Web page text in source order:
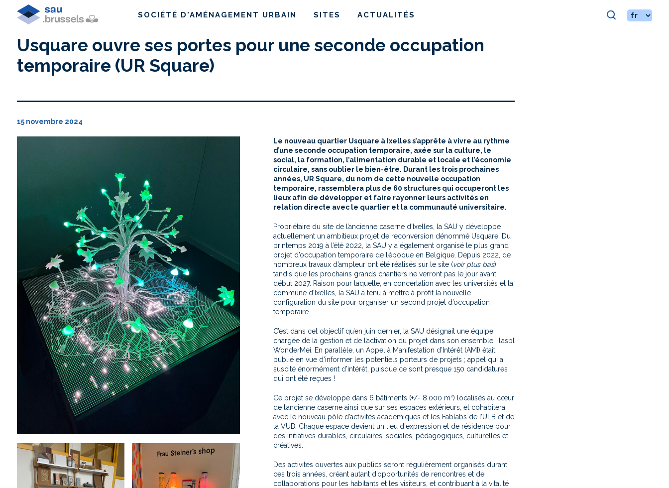
SOCIÉTÉ D'AMÉNAGEMENT URBAIN SITES ACTUALITÉS
Usquare ouvre ses portes pour une seconde occupation
temporaire (UR Square)
15 novembre 2024
Le nouveau quartier Usquare à Ixelles s’apprête à vivre au rythme
d’une seconde occupation temporaire, axée sur la culture, le
social, la formation, l’alimentation durable et locale et l’économie
circulaire, sans oublier le bien-être. Durant les trois prochaines
années, UR Square, du nom de cette nouvelle occupation
temporaire, rassemblera plus de 60 structures qui occuperont les
lieux afin de développer et faire rayonner leurs activités en
relation directe avec le quartier et la communauté universitaire.
Propriétaire du site de l’ancienne caserne d’Ixelles, la SAU y développe
actuellement un ambitieux projet de reconversion dénommé Usquare. Du
printemps 2019 à l’été 2022, la SAU y a également organisé le plus grand
projet d’occupation temporaire de l’époque en Belgique. Depuis 2022, de
nombreux travaux d’ampleur ont été réalisés sur le site (voir plus bas),
tandis que les prochains grands chantiers ne verront pas le jour avant
début 2027. Raison pour laquelle, en concertation avec les universités et la
commune d’Ixelles, la SAU a tenu à mettre à profit la nouvelle
configuration du site pour organiser un second projet d’occupation
temporaire.
C’est dans cet objectif qu’en juin dernier, la SAU désignait une équipe
chargée de la gestion et de l’activation du projet dans son ensemble : l’asbl
WonderMei. En parallèle, un Appel à Manifestation d’Intérêt (AMI) était
publié en vue d’informer les potentiels porteurs de projets ; appel qui a
suscité énormément d’intérêt, puisque ce sont presque 150 candidatures
qui ont été reçues !
Ce projet se développe dans 6 bâtiments (+/- 8.000 m²) localisés au cœur
de l’ancienne caserne ainsi que sur ses espaces extérieurs, et cohabitera
avec le nouveau pôle d’activités académiques et les Fablabs de l’ULB et de
la VUB. Chaque espace devient un lieu d'expression et de résidence pour
des initiatives durables, circulaires, sociales, pédagogiques, culturelles et
créatives.
Des activités ouvertes aux publics seront régulièrement organisés durant
ces trois années, créant autant d’opportunités de rencontres et de
collaborations pour les habitants et les visiteurs, et contribuant à la vitalité